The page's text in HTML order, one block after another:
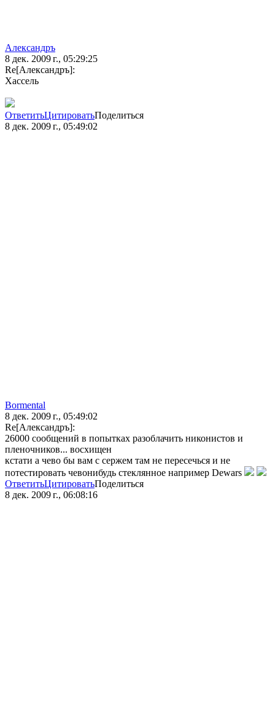
Александръ
8 дек. 2009 г., 05:29:25
Re[Александръ]:
Хассель
ОтветитьЦитироватьПоделиться
8 дек. 2009 г., 05:49:02
Bormental
8 дек. 2009 г., 05:49:02
Re[Александръ]:
26000 сообщений в попытках разоблачить никонистов и
пленочников... восхищен
кстати а чево бы вам с сержем там не пересечься и не
потестировать чевонибудь стеклянное например Dewars
ОтветитьЦитироватьПоделиться
8 дек. 2009 г., 06:08:16